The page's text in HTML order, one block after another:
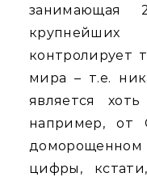
занимающая
контролирует
мира – т.е.
является
например, от
цифры,